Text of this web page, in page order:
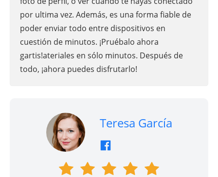
por ultima vez. Además, es una forma fiable de
poder enviar todo entre dispositivos en
cuestión de minutos. ¡Pruébalo ahora
gartis!ateriales en sólo minutos. Después de
todo, ¡ahora puedes disfrutarlo!
Teresa García